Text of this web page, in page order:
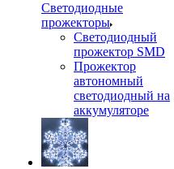
Светодиодные
прожекторы
Светодиодный
прожектор SMD
Прожектор
автономный
светодиодный на
аккумуляторе